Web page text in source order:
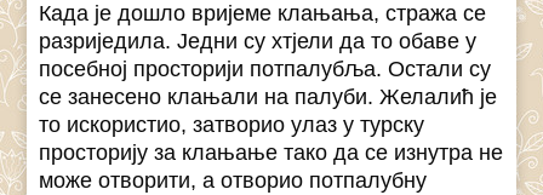
Када је дошло вријеме клањања, стража се
разриједила. Једни су хтјели да то обаве у
посебној просторији потпалубља. Остали су
се занесено клањали на палуби. Желалић је
то искористио, затворио улаз у турску
просторију за клањање тако да се изнутра не
може отворити, а отворио потпалубну